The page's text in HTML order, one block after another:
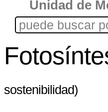
Unidad de
sostenibilidad)